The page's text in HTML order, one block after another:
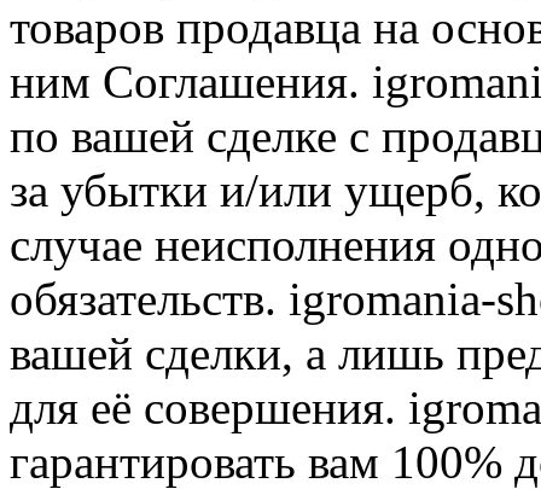
товаров продавца на
ним Соглашения.
по вашей сделке с
за убытки и/или ущерб,
случае неисполнения
обязательств. igromania-
вашей сделки, а лишь
для её совершения.
гарантировать вам 100%